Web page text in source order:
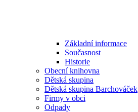
Základní informace
Současnost
Historie
Obecní knihovna
Dětská skupina
Dětská skupina Barchováček
Firmy v obci
Odpady